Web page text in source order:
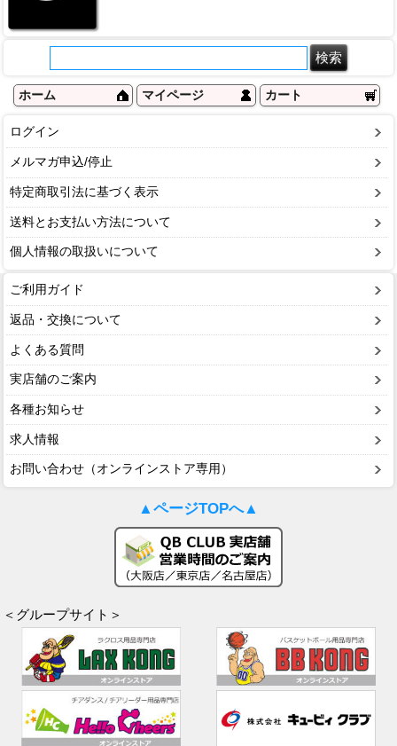
ホーム マイページ カート
ログイン
メルマガ申込/停止
特定商取引法に基づく表示
送料とお支払い方法について
個人情報の取扱いについて
ご利用ガイド
返品・交換について
よくある質問
実店舗のご案内
各種お知らせ
求人情報
お問い合わせ（オンラインストア専用）
▲ページTOPへ▲
＜グループサイト＞